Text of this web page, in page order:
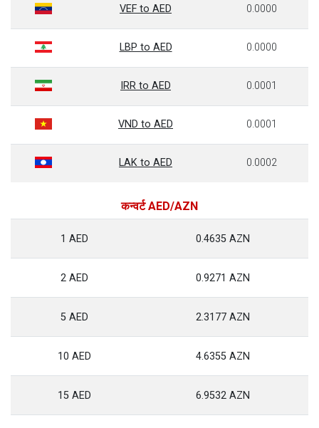
VEF to AED 0.0000
LBP to AED 0.0000
IRR to AED 0.0001
VND to AED 0.0001
LAK to AED 0.0002
कन्वर्ट AED/AZN
1 AED 0.4635 AZN
2 AED 0.9271 AZN
5 AED 2.3177 AZN
10 AED 4.6355 AZN
15 AED 6.9532 AZN